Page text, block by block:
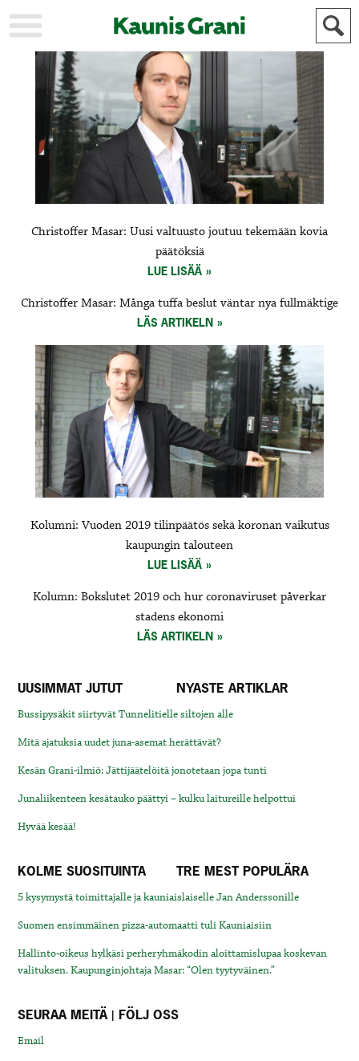
KAUPUNKI
STADEN
AJANKOHTAISTA
AKTUELLT
URHEILU
IDROTT
KULTTUURI
KULTUR
HISTORIA
HISTORIA
YLEINEN
ALLMÄN
MAINOSTAJILLE
FÖR
ANNONSÖRER
Christoffer Masar: Uusi valtuusto joutuu tekemään kovia
päätöksiä
LUE LISÄÄ
Christoffer Masar: Många tuffa beslut väntar nya fullmäktige
LÄS ARTIKELN
Kolumni: Vuoden 2019 tilinpäätös sekä koronan vaikutus
kaupungin talouteen
LUE LISÄÄ
Kolumn: Bokslutet 2019 och hur coronaviruset påverkar
stadens ekonomi
LÄS ARTIKELN
UUSIMMAT JUTUT NYASTE ARTIKLAR
Bussipysäkit siirtyvät Tunnelitielle siltojen alle
Mitä ajatuksia uudet juna-asemat herättävät?
Kesän Grani-ilmiö: Jättijäätelöitä jonotetaan jopa tunti
Junaliikenteen kesätauko päättyi – kulku laitureille helpottui
Hyvää kesää!
KOLME SUOSITUINTA TRE MEST POPULÄRA
5 kysymystä toimittajalle ja kauniaislaiselle Jan Anderssonille
Suomen ensimmäinen pizza-automaatti tuli Kauniaisiin
Hallinto-oikeus hylkäsi perheryhmäkodin aloittamislupaa koskevan
valituksen. Kaupunginjohtaja Masar: “Olen tyytyväinen.”
SEURAA MEITÄ | FÖLJ OSS
Email